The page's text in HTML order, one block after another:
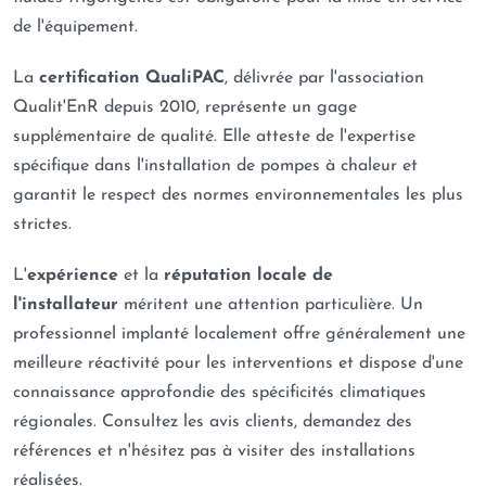
fournir des conseils d’experts. Demandez dès aujourd’hui
votre étude personnalisée et votre devis gratuit pour
une solution de chauffage et de rafraîchissement
performante à Strasbourg.
indépendants, attestent de notre savoir-faire et de
Pour vous, c’est la garantie d’une installation
conforme aux normes et, surtout, l’accès aux aides
financières de l’État (MaPrimeRénov’, Éco-prêt à
taux zéro, certificats d’économies d’énergie) pour
l’installation d’une pompe à chaleur.
transparence est une valeur clé de notre entreprise.
Nous réalisons une visite technique à votre domicile
pour analyser précisément vos besoins et vous
fournir un devis personnalisé, entièrement gratuit et
sans engagement. Vous disposez de toutes les
informations pour prendre votre décision en toute
sérénité.
Rapidité d’intervention et respect des délais :
de l'équipement.
La certification QualiPAC, délivrée par l'association
Qualit'EnR depuis 2010, représente un gage
supplémentaire de qualité. Elle atteste de l'expertise
spécifique dans l'installation de pompes à chaleur et
garantit le respect des normes environnementales les plus
strictes.
L'expérience et la réputation locale de
l'installateur méritent une attention particulière. Un
professionnel implanté localement offre généralement une
meilleure réactivité pour les interventions et dispose d'une
connaissance approfondie des spécificités climatiques
régionales. Consultez les avis clients, demandez des
références et n'hésitez pas à visiter des installations
réalisées.